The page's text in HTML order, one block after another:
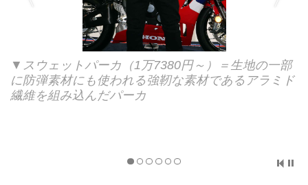
▼スウェットパーカ（1万7380円～）＝生地の一部
に防弾素材にも使われる強靭な素材であるアラミド
繊維を組み込んだパーカ